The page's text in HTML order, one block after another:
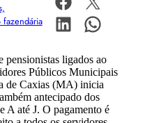
fazendária
pensionistas ligados ao
Públicos Municipais
de Caxias (MA) inicia
antecipado dos
A até J. O pagamento é